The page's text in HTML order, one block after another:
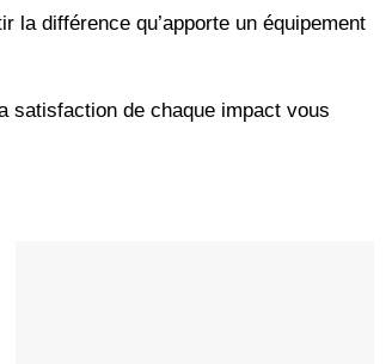
différence qu’apporte un équipement
satisfaction de chaque impact vous